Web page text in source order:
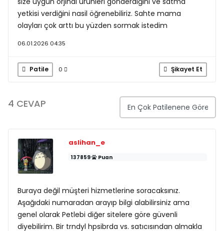
yetkisi verdiğini nasil öğrenebiliriz. Sahte mama
olayları çok arttı bu yüzden sormak istedim
06.01.2026 04:35
Patile 0 Şikayet Et
4 CEVAP
aslihan_e
137859 Puan
Buraya değil müşteri hizmetlerine soracaksınız.
Aşağıdaki numaradan arayıp bilgi alabilirsiniz ama
genel olarak Petlebi diğer sitelere göre güvenli
diyebilirim. Bir trndyl hpsibrda vs. satıcısından almakla